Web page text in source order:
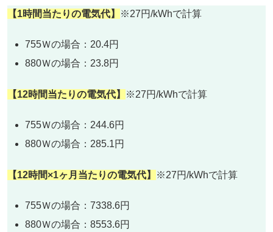
【1時間当たりの電気代】 ※27円/kWhで計算
755Ｗの場合：20.4円
880Ｗの場合：23.8円
【12時間当たりの電気代】 ※27円/kWhで計算
755Ｗの場合：244.6円
880Ｗの場合：285.1円
【12時間×1ヶ月当たりの電気代】 ※27円/kWhで計算
755Ｗの場合：7338.6円
880Ｗの場合：8553.6円